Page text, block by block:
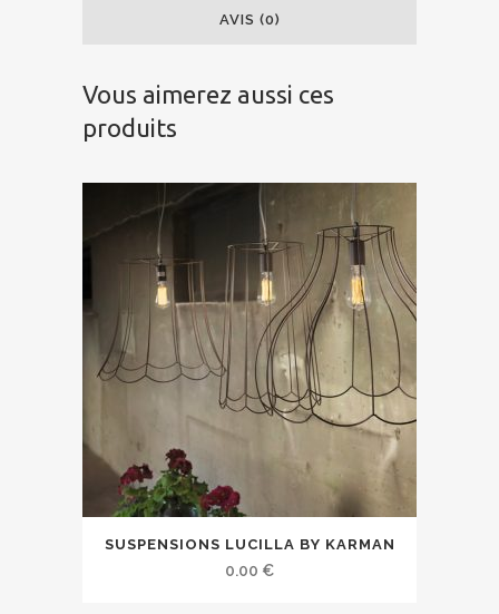
AVIS (0)
Vous aimerez aussi ces
produits
SUSPENSIONS LUCILLA BY KARMAN
0.00 €